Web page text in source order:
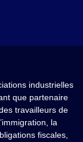
industrielles
que partenaire
travailleurs de
la
fiscales,